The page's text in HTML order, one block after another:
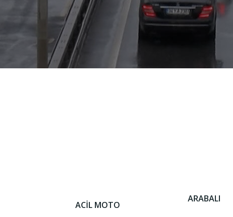
ACİL MOTO
ARABALI